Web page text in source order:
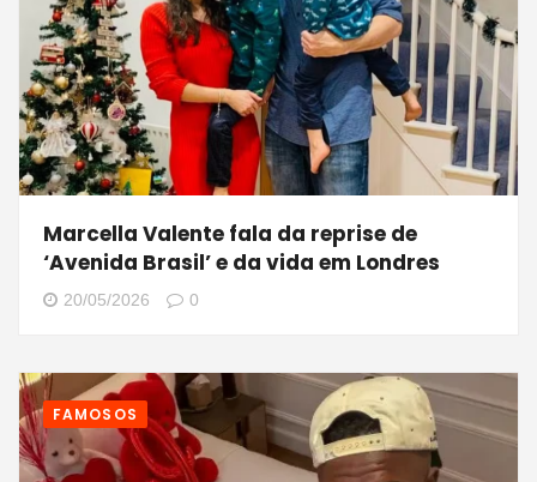
Marcella Valente fala da reprise de
‘Avenida Brasil’ e da vida em Londres
20/05/2026 0
FAMOSOS